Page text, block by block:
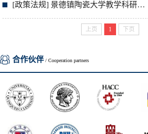
[政策法规] 景德镇陶瓷大学教学科研人员 因公临时出国（境）管理实施细则
上页 1 下页
合作伙伴 / Cooperation partners